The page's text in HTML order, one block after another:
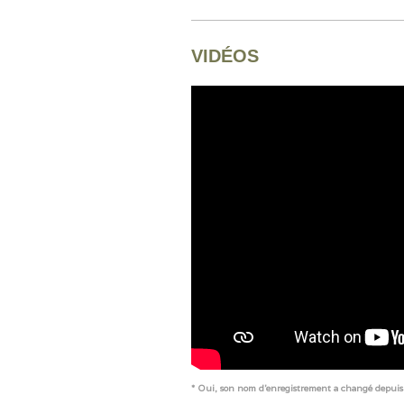
VIDÉOS
* Oui, son nom d'enregistrement a changé